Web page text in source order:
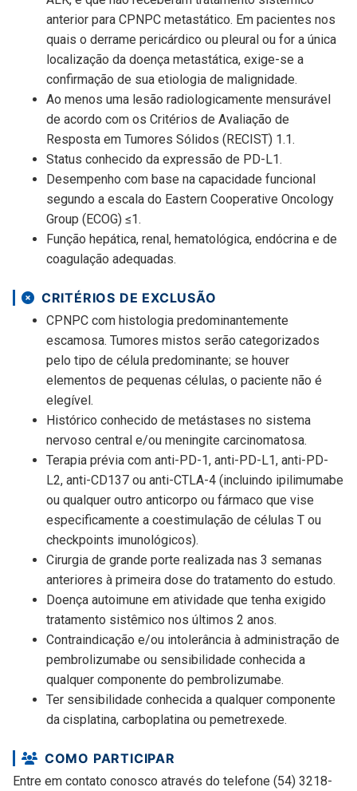
anterior para CPNPC metastático. Em pacientes nos
quais o derrame pericárdico ou pleural ou for a única
localização da doença metastática, exige-se a
confirmação de sua etiologia de malignidade.
Ao menos uma lesão radiologicamente mensurável
de acordo com os Critérios de Avaliação de
Resposta em Tumores Sólidos (RECIST) 1.1.
Status conhecido da expressão de PD-L1.
Desempenho com base na capacidade funcional
segundo a escala do Eastern Cooperative Oncology
Group (ECOG) ≤1.
Função hepática, renal, hematológica, endócrina e de
coagulação adequadas.
CRITÉRIOS DE EXCLUSÃO
CPNPC com histologia predominantemente
escamosa. Tumores mistos serão categorizados
pelo tipo de célula predominante; se houver
elementos de pequenas células, o paciente não é
elegível.
Histórico conhecido de metástases no sistema
nervoso central e/ou meningite carcinomatosa.
Terapia prévia com anti-PD-1, anti-PD-L1, anti-PD-
L2, anti-CD137 ou anti-CTLA-4 (incluindo ipilimumabe
ou qualquer outro anticorpo ou fármaco que vise
especificamente a coestimulação de células T ou
checkpoints imunológicos).
Cirurgia de grande porte realizada nas 3 semanas
anteriores à primeira dose do tratamento do estudo.
Doença autoimune em atividade que tenha exigido
tratamento sistêmico nos últimos 2 anos.
Contraindicação e/ou intolerância à administração de
pembrolizumabe ou sensibilidade conhecida a
qualquer componente do pembrolizumabe.
Ter sensibilidade conhecida a qualquer componente
da cisplatina, carboplatina ou pemetrexede.
COMO PARTICIPAR
Entre em contato conosco através do telefone (54) 3218-